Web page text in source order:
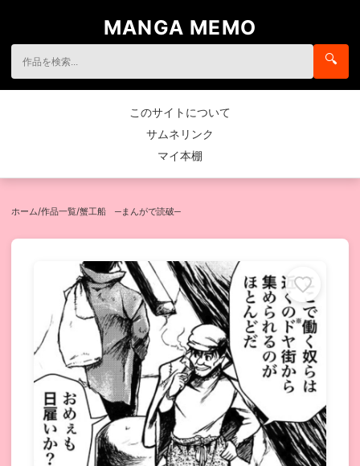
MANGA MEMO
🔍
このサイトについて
サムネリンク
マイ本棚
ホーム/作品一覧/蟹工船 ─まんがで読破─